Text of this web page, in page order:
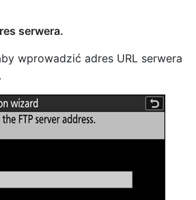
serwera.
wprowadzić adres URL serwera